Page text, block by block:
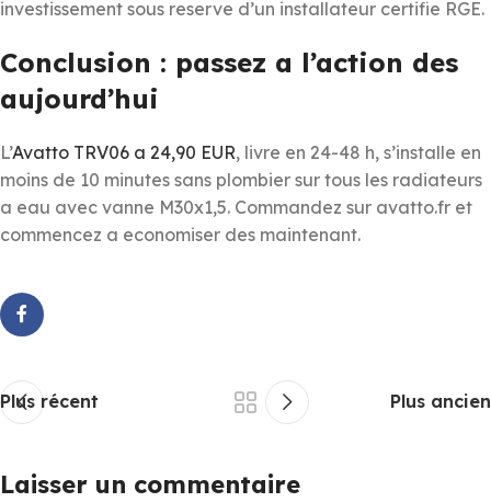
investissement sous reserve d’un installateur certifie RGE.
Conclusion : passez a l’action des
aujourd’hui
L’Avatto TRV06 a 24,90 EUR, livre en 24-48 h, s’installe en
moins de 10 minutes sans plombier sur tous les radiateurs
a eau avec vanne M30x1,5. Commandez sur avatto.fr et
commencez a economiser des maintenant.
Plus récent Plus ancien
Laisser un commentaire